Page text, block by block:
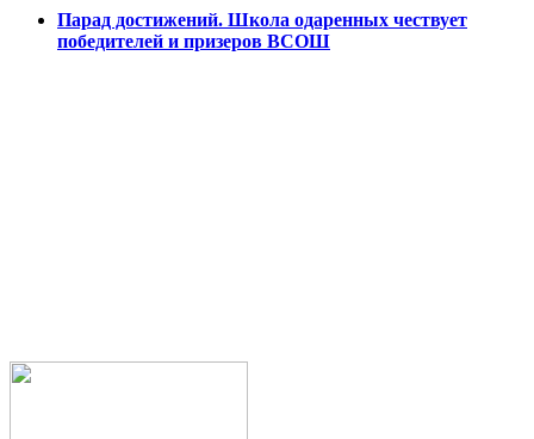
Парад достижений. Школа одаренных чествует
победителей и призеров ВСОШ